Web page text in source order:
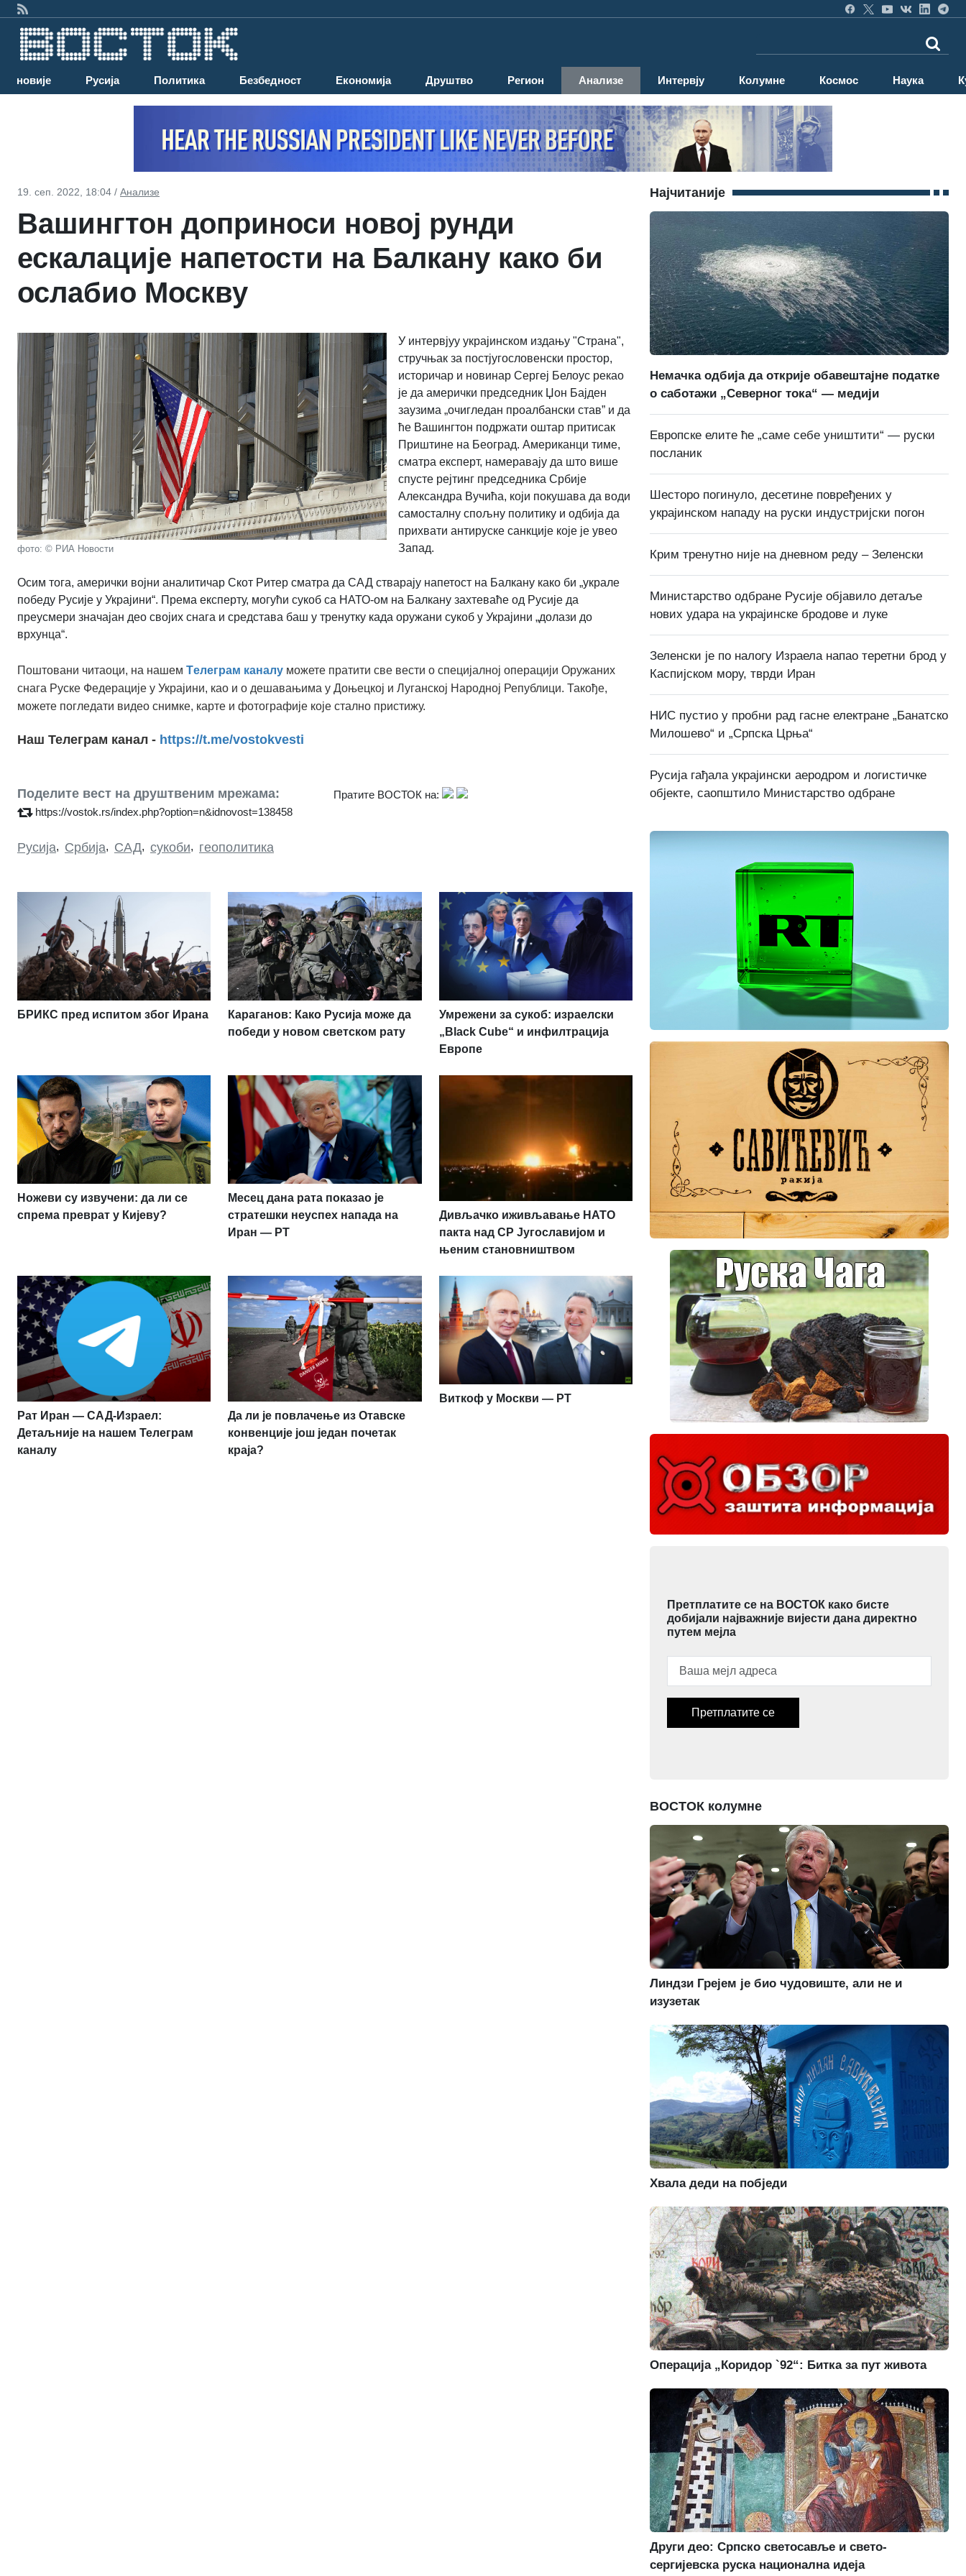
Најновије Русија Политика Безбедност Економија Друштво Регион Анализе Интервју Колумне Космос Наука
19. сеп. 2022, 18:04 / Анализе
Вашингтон доприноси новој рунди
ескалације напетости на Балкану како би
ослабио Москву
фото: © РИА Новости
У интервјуу украјинском издању "Страна",
стручњак за постјугословенски простор,
историчар и новинар Сергеј Белоус рекао
је да амерички председник Џон Бајден
заузима „очигледан проалбански став” и да
ће Вашингтон подржати оштар притисак
Приштине на Београд. Американци тиме,
сматра експерт, намеравају да што више
спусте рејтинг председника Србије
Александра Вучића, који покушава да води
самосталну спољну политику и одбија да
прихвати антируске санкције које је увео
Запад.
Осим тога, амерички војни аналитичар Скот Ритер сматра да САД стварају напетост на Балкану како би „украле
победу Русије у Украјини“. Према експерту, могући сукоб са НАТО-ом на Балкану захтеваће од Русије да
преусмери значајан део својих снага и средстава баш у тренутку када оружани сукоб у Украјини „долази до
врхунца“.
Поштовани читаоци, на нашем Tелеграм каналу можете пратити све вести о специјалној операцији Оружаних
снага Руске Федерације у Украјини, као и о дешавањима у Доњецкој и Луганској Народној Републици. Такође,
можете погледати видео снимке, карте и фотографије које стално пристижу.
Наш Телеграм канал - https://t.me/vostokvesti
Поделите вест на друштвеним мрежама:
https://vostok.rs/index.php?option=n&idnovost=138458
Пратите ВОСТОК на:
Русија, Србија, САД, сукоби, геополитика
БРИКС пред испитом због Ирана
Караганов: Како Русија може да
победи у новом светском рату
Умрежени за сукоб: израелски
„Black Cube“ и инфилтрација
Европе
Ножеви су извучени: да ли се
спрема преврат у Кијеву?
Месец дана рата показао је
стратешки неуспех напада на
Иран — РТ
Дивљачко иживљавање НАТО
пакта над СР Југославијом и
њеним становништвом
Рат Иран — САД-Израел:
Детаљније на нашем Телеграм
каналу
Да ли је повлачење из Отавске
конвенције још један почетак
краја?
Виткоф у Москви — РТ
Најчитаније
Немачка одбија да открије обавештајне податке
о саботажи „Северног тока“ — медији
Европске елите ће „саме себе уништити“ — руски
посланик
Шесторо погинуло, десетине повређених у
украјинском нападу на руски индустријски погон
Крим тренутно није на дневном реду – Зеленски
Министарство одбране Русије објавило детаље
нових удара на украјинске бродове и луке
Зеленски је по налогу Израела напао теретни брод у
Каспијском мору, тврди Иран
НИС пустио у пробни рад гасне електране „Банатско
Милошево“ и „Српска Црња“
Русија гађала украјински аеродром и логистичке
објекте, саопштило Министарство одбране
Претплатите се на ВОСТОК како бисте
добијали најважније вијести дана директно
путем мејла
Претплатите се
ВОСТОК колумне
Линдзи Грејем је био чудовиште, али не и
изузетак
Хвала деди на побједи
Операција „Коридор `92“: Битка за пут живота
Други део: Српско светосавље и свето-
сергијевска руска национална идеја